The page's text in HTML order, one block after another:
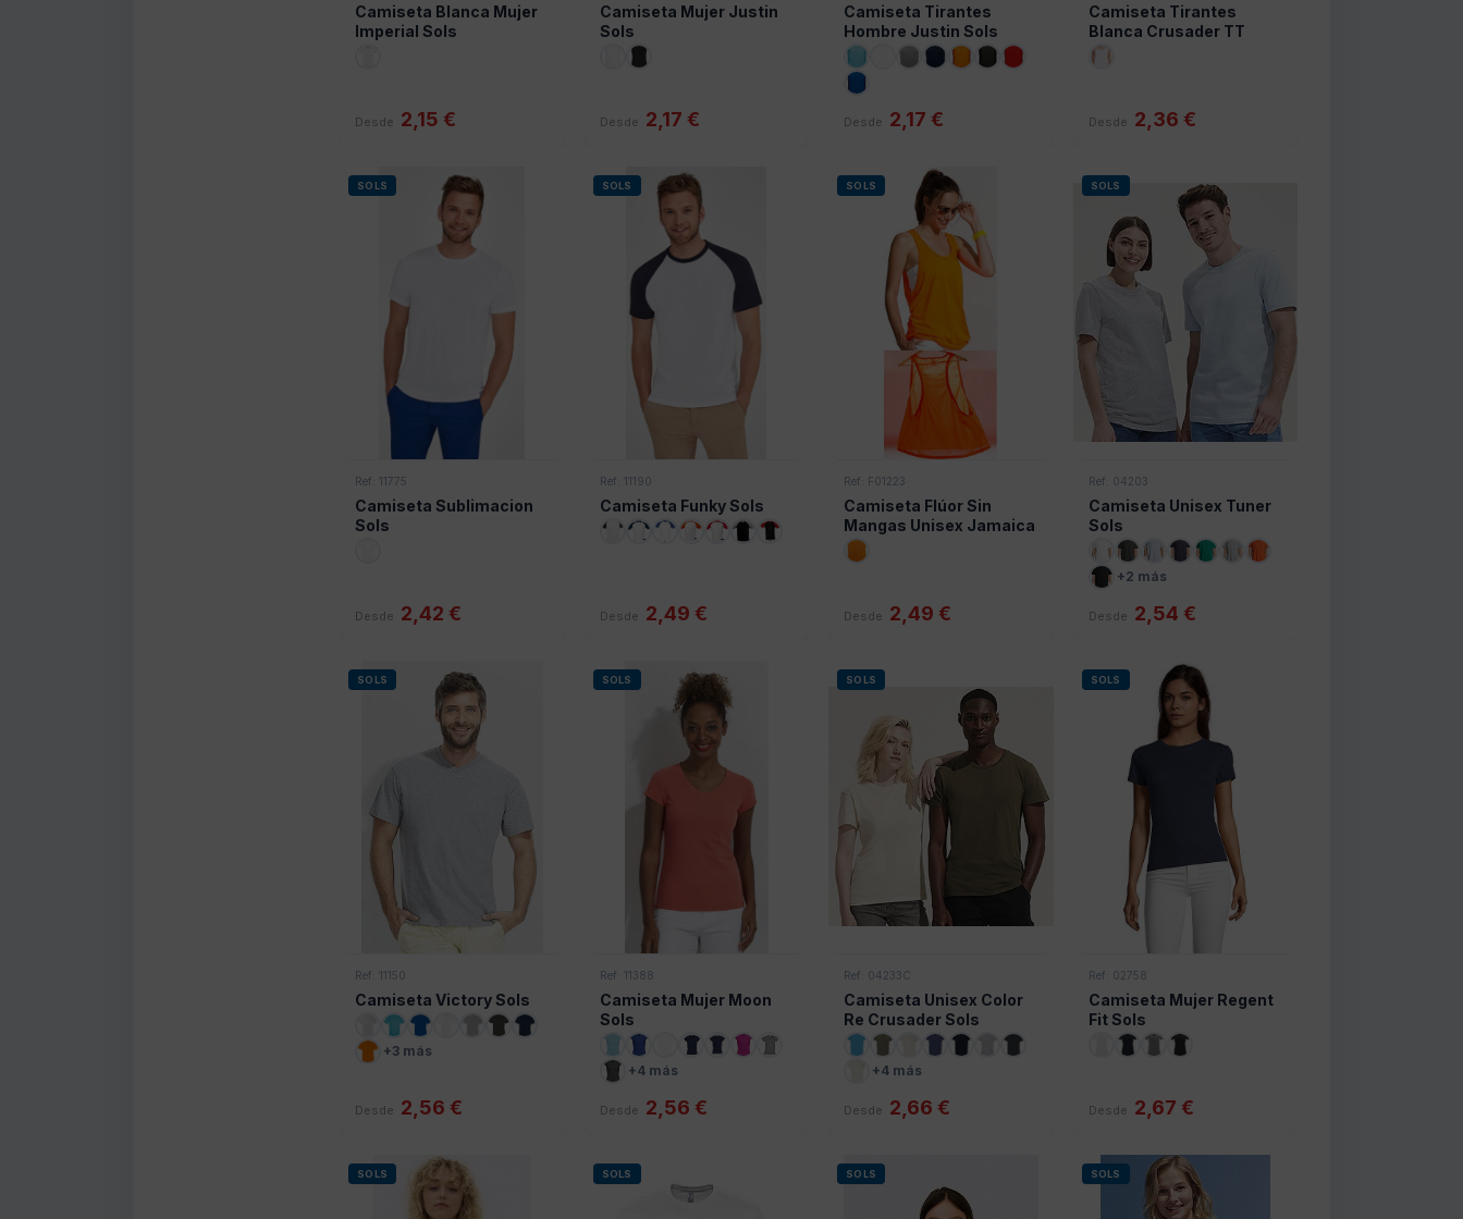
Camiseta Blanca Mujer
Imperial Sols
Desde 2,15 €
Camiseta Mujer Justin
Sols
Desde 2,17 €
Camiseta Tirantes
Hombre Justin Sols
Desde 2,17 €
Camiseta Tirantes
Blanca Crusader TT
Sols
Desde 2,36 €
SOLS
Ref: 11775
Camiseta Sublimacion
Sols
Desde 2,42 €
SOLS
Ref: 11190
Camiseta Funky Sols
Desde 2,49 €
SOLS
Ref: F01223
Camiseta Flúor Sin
Mangas Unisex Jamaica
Sols
Desde 2,49 €
SOLS
Ref: 04203
Camiseta Unisex Tuner
Sols
+2 más
Desde 2,54 €
SOLS
Ref: 11150
Camiseta Victory Sols
+3 más
Desde 2,56 €
SOLS
Ref: 11388
Camiseta Mujer Moon
Sols
+4 más
Desde 2,56 €
SOLS
Ref: 04233C
Camiseta Unisex Color
Re Crusader Sols
+4 más
Desde 2,66 €
SOLS
Ref: 02758
Camiseta Mujer Regent
Fit Sols
Desde 2,67 €
SOLS SOLS SOLS SOLS